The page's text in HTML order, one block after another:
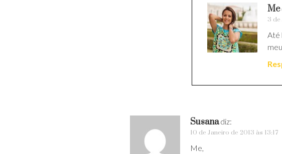
Me
3 de
Até
Susana diz:
10 de Janeiro de 2013 às 13:17
Me,